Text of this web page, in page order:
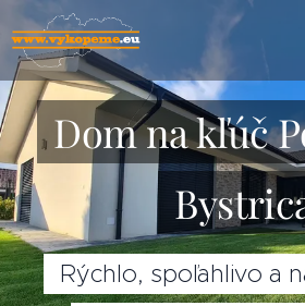
Dom na kľúč
Rýchlo, spoľahlivo a